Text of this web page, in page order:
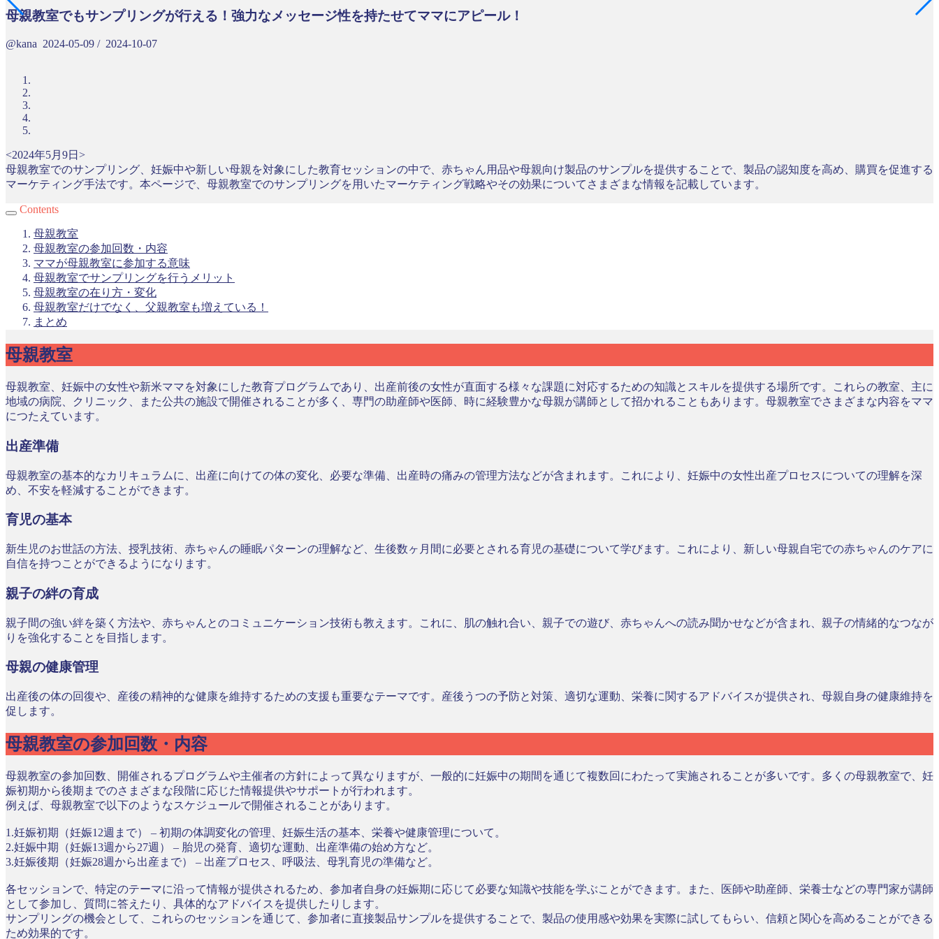
母親教室でもサンプリングが行える！強力なメッセージ性を持たせてママにアピール！
@kana 2024-05-09 / 2024-10-07
<2024年5月9日>
母親教室でのサンプリング、妊娠中や新しい母親を対象にした教育セッションの中で、赤ちゃん用品や母親向け製品のサンプルを提供することで、製品の認知度を高め、購買を促進する
マーケティング手法です。本ページで、母親教室でのサンプリングを用いたマーケティング戦略やその効果についてさまざまな情報を記載しています。
Contents
母親教室
母親教室の参加回数・内容
ママが母親教室に参加する意味
母親教室でサンプリングを行うメリット
母親教室の在り方・変化
母親教室だけでなく、父親教室も増えている！
まとめ
母親教室
母親教室、妊娠中の女性や新米ママを対象にした教育プログラムであり、出産前後の女性が直面する様々な課題に対応するための知識とスキルを提供する場所です。これらの教室、主に
地域の病院、クリニック、また公共の施設で開催されることが多く、専門の助産師や医師、時に経験豊かな母親が講師として招かれることもあります。母親教室でさまざまな内容をママ
につたえています。
出産準備
母親教室の基本的なカリキュラムに、出産に向けての体の変化、必要な準備、出産時の痛みの管理方法などが含まれます。これにより、妊娠中の女性出産プロセスについての理解を深
め、不安を軽減することができます。
育児の基本
新生児のお世話の方法、授乳技術、赤ちゃんの睡眠パターンの理解など、生後数ヶ月間に必要とされる育児の基礎について学びます。これにより、新しい母親自宅での赤ちゃんのケアに
自信を持つことができるようになります。
親子の絆の育成
親子間の強い絆を築く方法や、赤ちゃんとのコミュニケーション技術も教えます。これに、肌の触れ合い、親子での遊び、赤ちゃんへの読み聞かせなどが含まれ、親子の情緒的なつなが
りを強化することを目指します。
母親の健康管理
出産後の体の回復や、産後の精神的な健康を維持するための支援も重要なテーマです。産後うつの予防と対策、適切な運動、栄養に関するアドバイスが提供され、母親自身の健康維持を
促します。
母親教室の参加回数・内容
母親教室の参加回数、開催されるプログラムや主催者の方針によって異なりますが、一般的に妊娠中の期間を通じて複数回にわたって実施されることが多いです。多くの母親教室で、妊
娠初期から後期までのさまざまな段階に応じた情報提供やサポートが行われます。
例えば、母親教室で以下のようなスケジュールで開催されることがあります。
1.妊娠初期（妊娠12週まで） – 初期の体調変化の管理、妊娠生活の基本、栄養や健康管理について。
2.妊娠中期（妊娠13週から27週） – 胎児の発育、適切な運動、出産準備の始め方など。
3.妊娠後期（妊娠28週から出産まで） – 出産プロセス、呼吸法、母乳育児の準備など。
各セッションで、特定のテーマに沿って情報が提供されるため、参加者自身の妊娠期に応じて必要な知識や技能を学ぶことができます。また、医師や助産師、栄養士などの専門家が講師
として参加し、質問に答えたり、具体的なアドバイスを提供したりします。
サンプリングの機会として、これらのセッションを通じて、参加者に直接製品サンプルを提供することで、製品の使用感や効果を実際に試してもらい、信頼と関心を高めることができる
ため効果的です。